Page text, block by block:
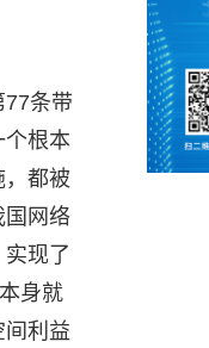
条带
个根本
都被
国网络
现了
身就
利益